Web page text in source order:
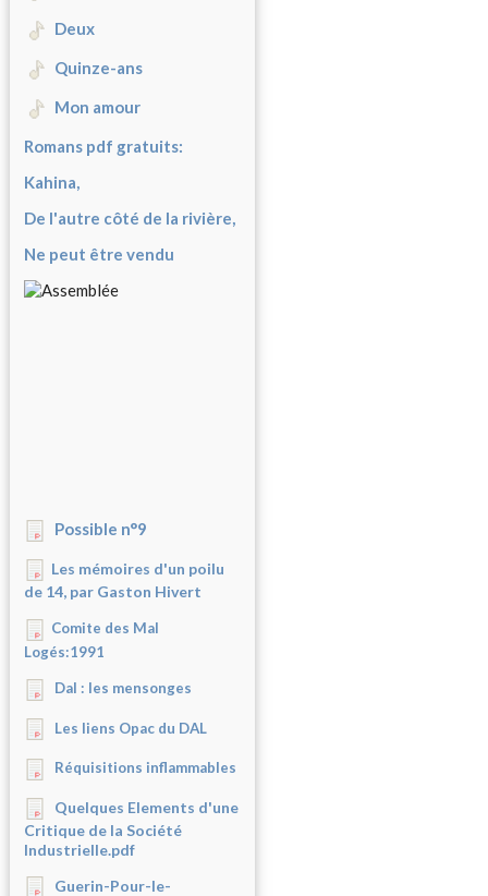
Deux
Quinze-ans
Mon amour
Romans pdf gratuits:
Kahina,
De l'autre côté de la rivière,
Ne peut être vendu
Possible n°9
Les mémoires d'un poilu
de 14, par Gaston Hivert
Comite des Mal
Logés:1991
Dal : les mensonges
Les liens Opac du DAL
Réquisitions inflammables
Quelques Elements d'une
Critique de la Société
Industrielle.pdf
Guerin-Pour-le-